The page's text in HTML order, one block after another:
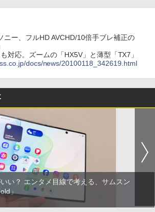
ニー、フルHD AVCHD/10倍手ブレ補正の
対応。ズームの「HX5V」と薄型「TX7」
docs/news/20100118_342619.html
い？ エンタメ目線で考える、サムスン
」